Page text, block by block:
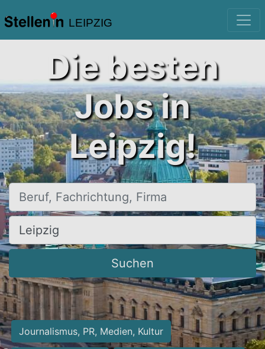
LEIPZIG
Die besten
Jobs in
Leipzig!
Beruf, Fachrichtung, Firma
Ort, Stadt
Suchen
Journalismus, PR, Medien, Kultur